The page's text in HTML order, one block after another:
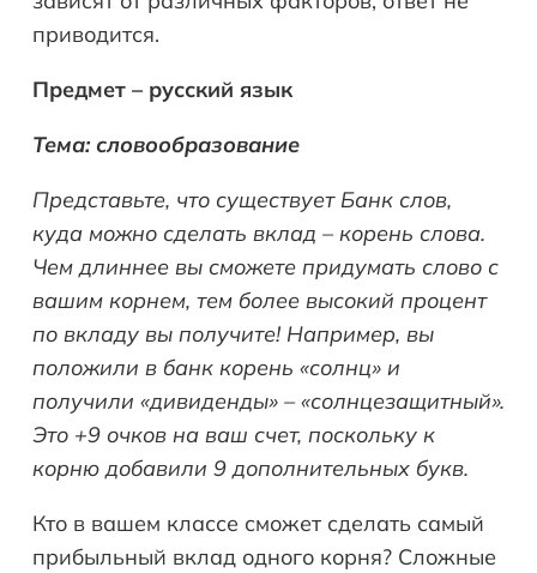
приводится.
Предмет – русский язык
Тема: словообразование
Представьте, что существует Банк слов,
куда можно сделать вклад – корень слова.
Чем длиннее вы сможете придумать слово с
вашим корнем, тем более высокий процент
по вкладу вы получите! Например, вы
положили в банк корень «солнц» и
получили «дивиденды» – «солнцезащитный».
Это +9 очков на ваш счет, поскольку к
корню добавили 9 дополнительных букв.
Кто в вашем классе сможет сделать самый
прибыльный вклад одного корня? Сложные